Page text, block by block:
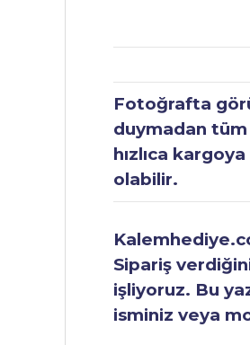
Fotoğrafta
duymadan
hızlıca
olabilir.
Sipariş
işliyoruz. Bu
isminiz veya